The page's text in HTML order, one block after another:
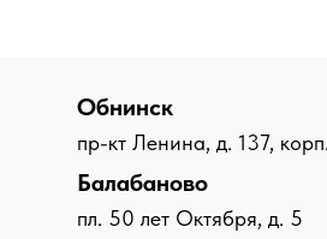
Обнинск
пр-кт Ленина, д. 137,
Балабаново
пл. 50 лет Октября, д. 5